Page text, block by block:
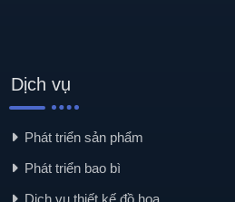
Dịch vụ
Phát triển sản phẩm
Phát triển bao bì
Dịch vụ thiết kế đồ họa